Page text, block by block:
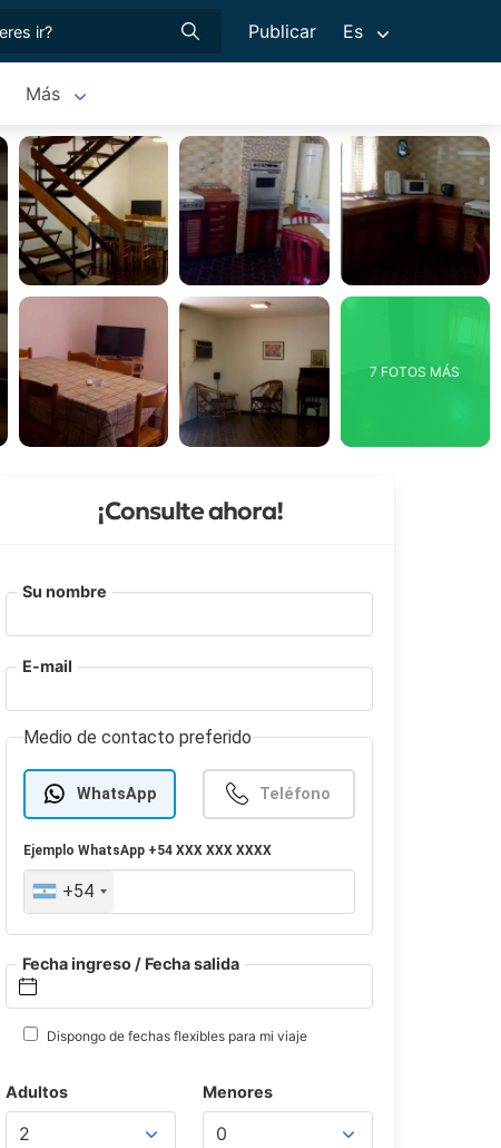
Publicar Es
Más
7 FOTOS MÁS
¡Consulte ahora!
Su nombre
E-mail
Medio de contacto preferido
WhatsApp Teléfono
EjemploWhatsApp +54 XXX XXX XXXX
+54
Fecha ingreso / Fecha salida
Dispongo de fechas flexibles para mi viaje
Adultos Menores